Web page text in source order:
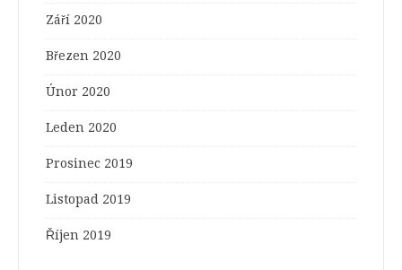
Září 2020
Březen 2020
Únor 2020
Leden 2020
Prosinec 2019
Listopad 2019
Říjen 2019